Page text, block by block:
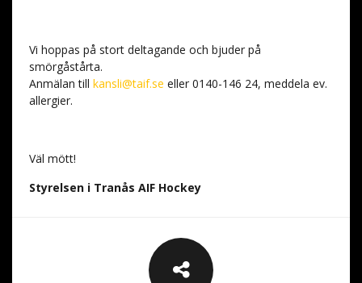
Vi hoppas på stort deltagande och bjuder på
smörgåstårta.
Anmälan till kansli@taif.se eller 0140-146 24, meddela ev.
allergier.
Väl mött!
Styrelsen i Tranås AIF Hockey